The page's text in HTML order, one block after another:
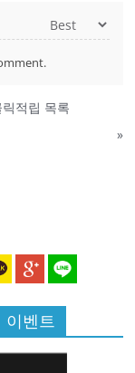
적립 목록
»
이벤트